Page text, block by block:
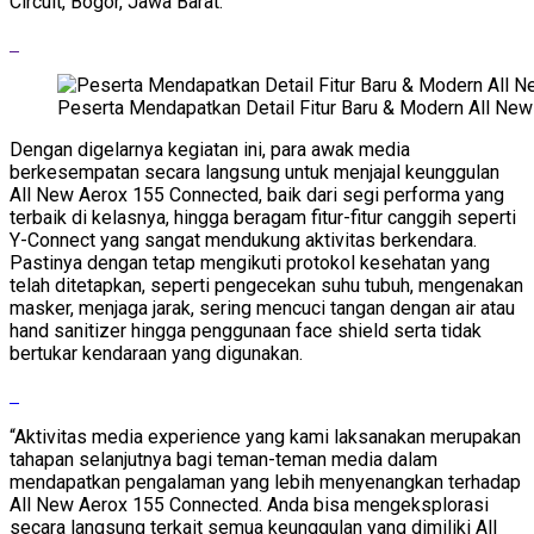
Peserta Mendapatkan Detail Fitur Baru & Modern All
Dengan digelarnya kegiatan ini, para awak media
berkesempatan secara langsung untuk menjajal keunggulan
All New Aerox 155 Connected, baik dari segi performa yang
terbaik di kelasnya, hingga beragam fitur-fitur canggih seperti
Y-Connect yang sangat mendukung aktivitas berkendara.
Pastinya dengan tetap mengikuti protokol kesehatan yang
telah ditetapkan, seperti pengecekan suhu tubuh, mengenakan
masker, menjaga jarak, sering mencuci tangan dengan air atau
hand sanitizer hingga penggunaan face shield serta tidak
bertukar kendaraan yang digunakan.
“Aktivitas media experience yang kami laksanakan merupakan
tahapan selanjutnya bagi teman-teman media dalam
mendapatkan pengalaman yang lebih menyenangkan terhadap
All New Aerox 155 Connected. Anda bisa mengeksplorasi
secara langsung terkait semua keunggulan yang dimiliki All